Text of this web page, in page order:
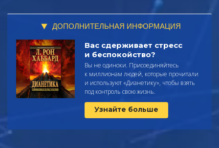
ДОПОЛНИТЕЛЬНАЯ ИНФОРМАЦИЯ
Вас сдерживает стресс
и беспокойство?
Вы не одиноки. Присоединяйтесь
к миллионам людей, которые прочитали
и используют «Дианетику», чтобы взять
под контроль свою жизнь.
Узнайте больше